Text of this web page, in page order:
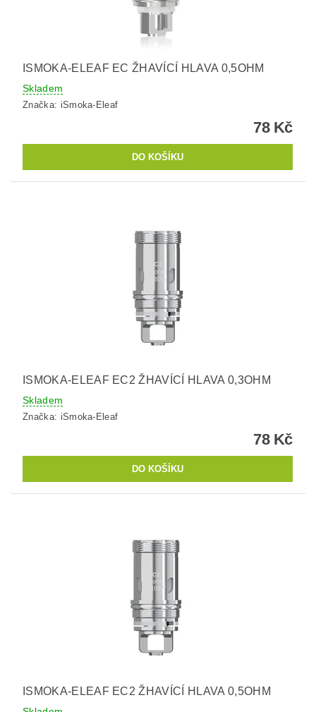
ISMOKA-ELEAF EC ŽHAVÍCÍ HLAVA 0,5OHM
Skladem
Značka: iSmoka-Eleaf
78 Kč
ISMOKA-ELEAF EC2 ŽHAVÍCÍ HLAVA 0,3OHM
Skladem
Značka: iSmoka-Eleaf
78 Kč
ISMOKA-ELEAF EC2 ŽHAVÍCÍ HLAVA 0,5OHM